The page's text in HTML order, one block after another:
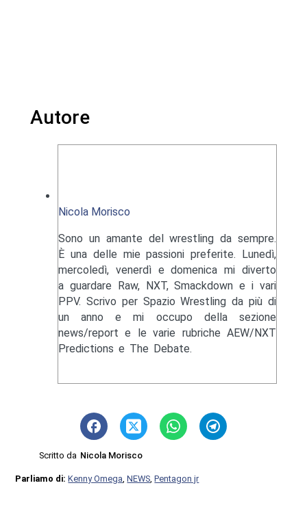
Autore
Nicola Morisco
Sono un amante del wrestling da sempre.
È una delle mie passioni preferite. Lunedì,
mercoledì, venerdì e domenica mi diverto
a guardare Raw, NXT, Smackdown e i vari
PPV. Scrivo per Spazio Wrestling da più di
un anno e mi occupo della sezione
news/report e le varie rubriche AEW/NXT
Predictions e The Debate.
Scritto da Nicola Morisco
Parliamo di:Kenny Omega ,NEWS ,Pentagon jr